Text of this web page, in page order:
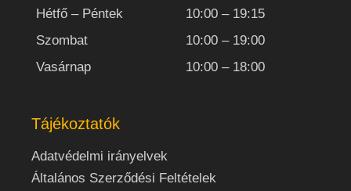
Hétfő – Péntek
10:00 – 19:15
Szombat
10:00 – 19:00
Vasárnap
10:00 – 18:00
Tájékoztatók
Adatvédelmi irányelvek
Általános Szerződési Feltételek